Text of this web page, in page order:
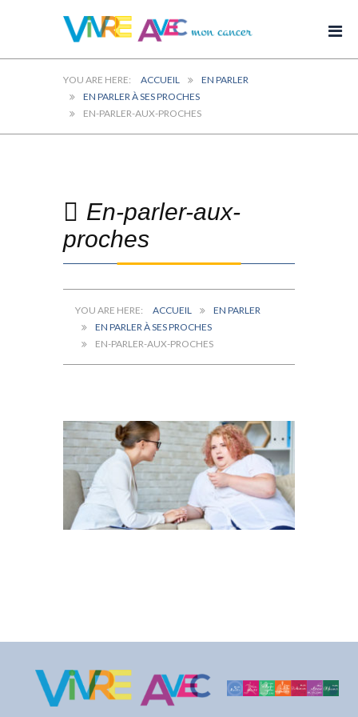
ACCUEIL
EN PARLER
EN PARLER À SES PROCHES
EN-PARLER-AUX-PROCHES
En-parler-aux-
proches
ACCUEIL
EN PARLER
EN PARLER À SES PROCHES
EN-PARLER-AUX-PROCHES